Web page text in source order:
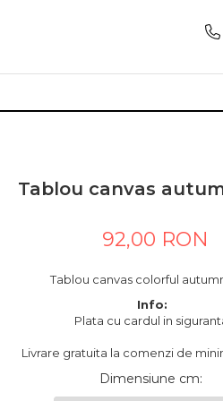
Tablou canvas
92,00 RON
Tablou canvas colorful
Info:
Plata cu cardul in
Livrare gratuita la comenzi de
Dimensiune cm: